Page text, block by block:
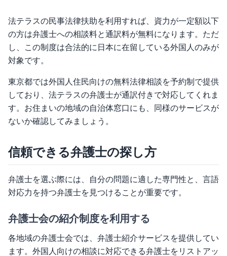
法テラスの民事法律扶助を利用すれば、資力が一定額以下
の方は弁護士への相談料と通訳料が無料になります。ただ
し、この制度は合法的に日本に在留している外国人のみが
対象です。
東京都では外国人住民向けの無料法律相談を予約制で提供
しており、法テラスの弁護士が通訳付きで対応してくれま
す。お住まいの地域の自治体窓口にも、同様のサービスが
ないか確認してみましょう。
信頼できる弁護士の探し方
弁護士を選ぶ際には、自分の問題に適した専門性と、言語
対応力を持つ弁護士を見つけることが重要です。
弁護士会の紹介制度を利用する
各地域の弁護士会では、弁護士紹介サービスを提供してい
ます。外国人向けの相談に対応できる弁護士をリストアッ